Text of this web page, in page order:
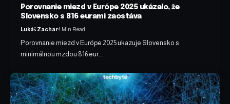
Porovnanie miezd v Európe 2025 ukázalo, že
Slovensko s 816 eurami zaostáva
Lukáš Zachar4 Min Read
Porovnanie miezd v Európe 2025 ukazuje Slovensko s
minimálnou mzdou 816 eur.…